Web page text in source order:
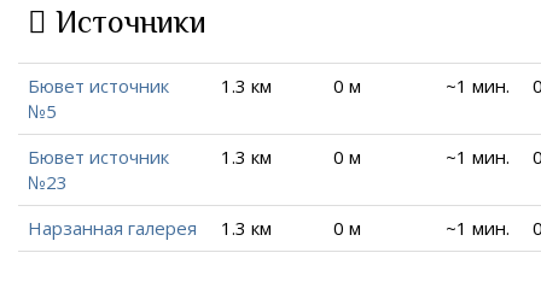
Источники
Бювет источник
№5
1.3 км 0 м ~1 мин.
Бювет источник
№23
1.3 км 0 м ~1 мин.
Нарзанная галерея 1.3 км 0 м ~1 мин.